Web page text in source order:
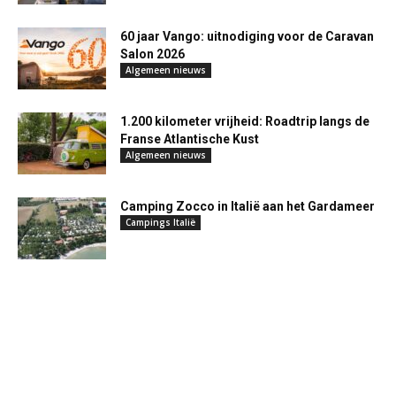
60 jaar Vango: uitnodiging voor de Caravan
Salon 2026
Algemeen nieuws
1.200 kilometer vrijheid: Roadtrip langs de
Franse Atlantische Kust
Algemeen nieuws
Camping Zocco in Italië aan het Gardameer
Campings Italië